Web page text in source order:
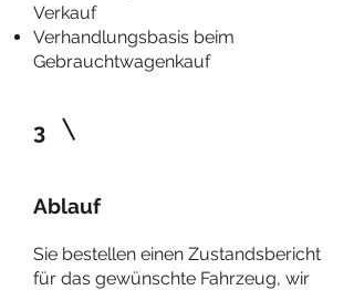
Verkauf
Verhandlungsbasis beim
Gebrauchtwagenkauf
3
Ablauf
Sie bestellen einen Zustandsbericht
für das gewünschte Fahrzeug, wir